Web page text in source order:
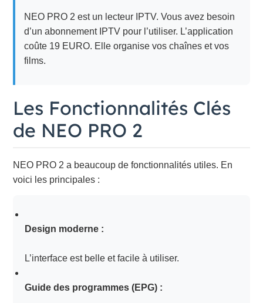
NEO PRO 2 est un lecteur IPTV. Vous avez besoin
d’un abonnement IPTV pour l’utiliser. L’application
coûte 19 EURO. Elle organise vos chaînes et vos
films.
Les Fonctionnalités Clés
de NEO PRO 2
NEO PRO 2 a beaucoup de fonctionnalités utiles. En
voici les principales :
Design moderne :
L’interface est belle et facile à utiliser.
Guide des programmes (EPG) :